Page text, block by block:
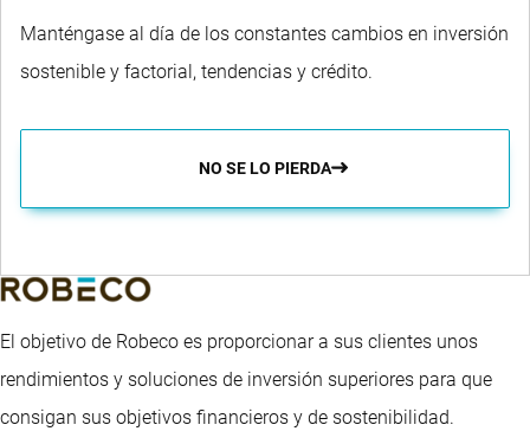
Manténgase al día de los constantes cambios en inversión
sostenible y factorial, tendencias y crédito.
NO SE LO PIERDA
El objetivo de Robeco es proporcionar a sus clientes unos
rendimientos y soluciones de inversión superiores para que
consigan sus objetivos financieros y de sostenibilidad.